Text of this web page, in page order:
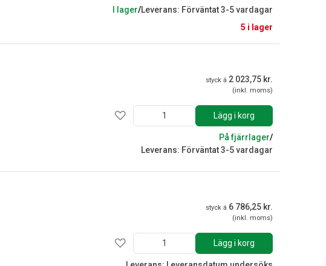
I lager/Leverans: Förväntat 3-5 vardagar
5 i lager
styck á 2 023,75 kr.
(inkl. moms)
Lägg i korg
På fjärrlager/
Leverans: Förväntat 3-5 vardagar
styck á 6 786,25 kr.
(inkl. moms)
Lägg i korg